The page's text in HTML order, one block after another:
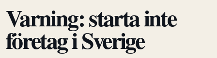
Varning: starta inte
företag i Sverige